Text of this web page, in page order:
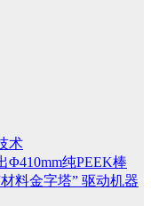
术
Φ410mm纯PEEK棒
料金字塔” 驱动机器